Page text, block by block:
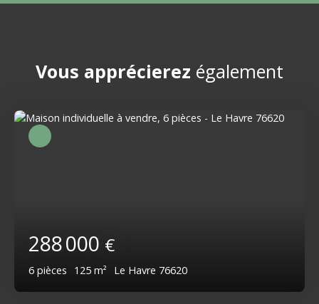
Vous apprécierez également
288 000 €
6 pièces 125 m² Le Havre 76620